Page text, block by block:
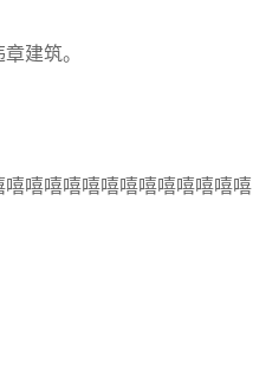
建筑。
嘻嘻嘻嘻嘻嘻嘻嘻嘻嘻嘻嘻